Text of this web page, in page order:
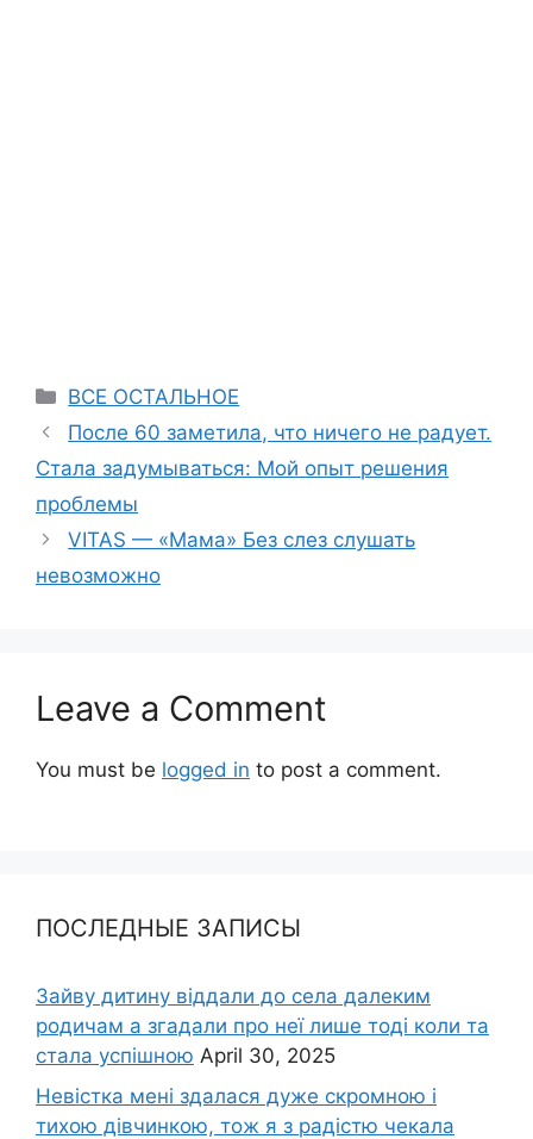
Categories
ВСЕ ОСТАЛЬНОЕ
После 60 заметила, что ничего не радует.
Стала задумываться: Мой опыт решения
проблемы
VITAS — «Мама» Без слез слушать
невозможно
Leave a Comment
You must be logged in to post a comment.
ПОСЛЕДНЫЕ ЗАПИСЫ
Зайву дитину віддали до села далеким
родичам а згадали про неї лише тоді коли та
стала успішною April 30, 2025
Невістка мені здалася дуже скромною і
тихою дівчинкою, тож я з радістю чекала